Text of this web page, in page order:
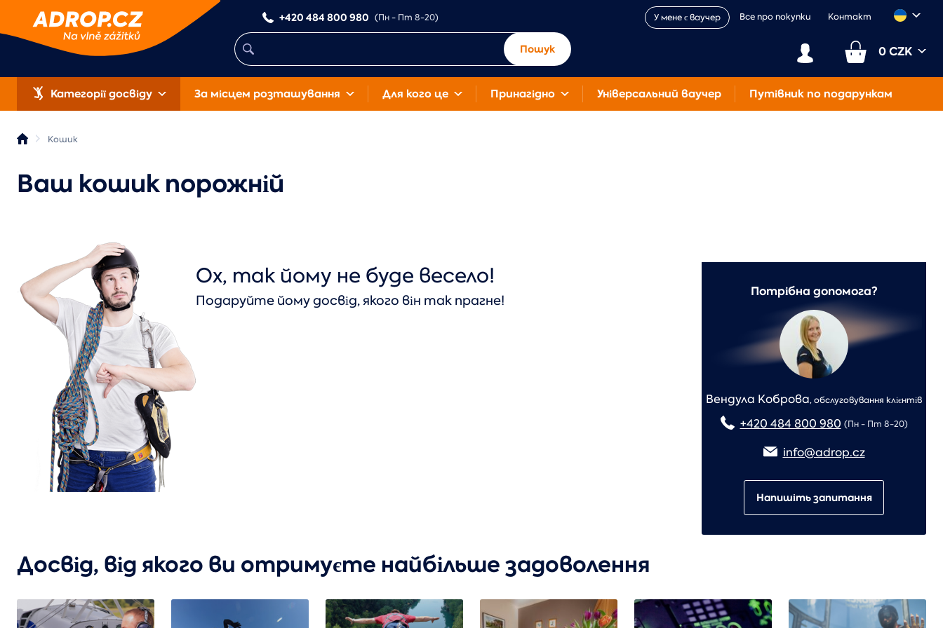
+420 484 800 980 (Пн - Пт 8-20) У мене є ваучер Все про покупки Контакт
Пошук 0 CZK
Категорії досвіду За місцем розташування Для кого це Принагідно Універсальний ваучер Путівник по подарункам
Кошик
Ваш кошик порожній
Ох, так йому не буде весело!
Подаруйте йому досвід, якого він так прагне!
Потрібна допомога?
Вендула Коброва,обслуговування клієнтів
+420 484 800 980 (Пн - Пт 8-20)
info@adrop.cz
Напишіть запитання
Досвід, від якого ви отримуєте найбільше задоволення